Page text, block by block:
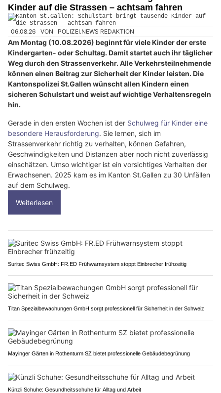
Kinder auf die Strassen – achtsam fahren
06.08.26 VON POLIZEI.NEWS REDAKTION
Am Montag (10.08.2026) beginnt für viele Kinder der erste
Kindergarten- oder Schultag. Damit startet auch ihr täglicher
Weg durch den Strassenverkehr. Alle Verkehrsteilnehmende
können einen Beitrag zur Sicherheit der Kinder leisten. Die
Kantonspolizei St.Gallen wünscht allen Kindern einen
sicheren Schulstart und weist auf wichtige Verhaltensregeln
hin.
Gerade in den ersten Wochen ist der Schulweg für Kinder eine
besondere Herausforderung. Sie lernen, sich im
Strassenverkehr richtig zu verhalten, können Gefahren,
Geschwindigkeiten und Distanzen aber noch nicht zuverlässig
einschätzen. Umso wichtiger ist ein vorsichtiges Verhalten der
Erwachsenen. 2025 kam es im Kanton St.Gallen zu 30 Unfällen
auf dem Schulweg.
Weiterlesen
Suritec Swiss GmbH: FR.ED Frühwarnsystem stoppt Einbrecher frühzeitig
Titan Spezialbewachungen GmbH sorgt professionell für Sicherheit in der Schweiz
Mayinger Gärten in Rothenturm SZ bietet professionelle Gebäudebegrünung
Künzli Schuhe: Gesundheitsschuhe für Alltag und Arbeit